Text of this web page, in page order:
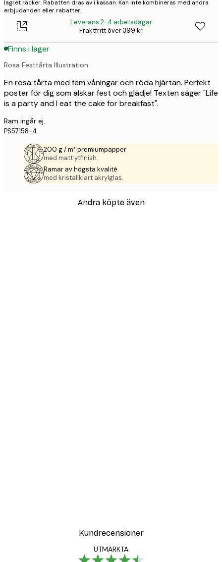
lagret räcker. Rabatten dras av i kassan. Kan inte kombineras med andra
erbjudanden eller rabatter.
Leverans 2-4 arbetsdagar
Fraktfritt över 399 kr
Finns i lager
Rosa Festtårta Illustration
En rosa tårta med fem våningar och röda hjärtan. Perfekt
poster för dig som älskar fest och glädje! Texten säger "Life
is a party and I eat the cake for breakfast".
Ram ingår ej.
PS57158-4
200 g / m² premiumpapper
med matt ytfinish.
Ramar av högsta kvalité
med kristallklart akrylglas.
Andra köpte även
Kundrecensioner
UTMÄRKTA